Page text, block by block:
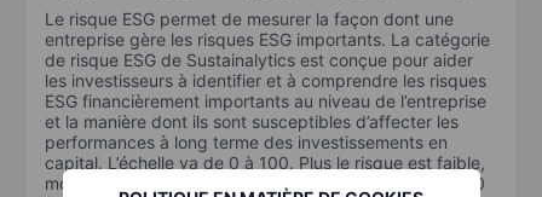
Le risque ESG permet de mesurer la façon dont une
entreprise gère les risques ESG importants. La catégorie
de risque ESG de Sustainalytics est conçue pour aider
les investisseurs à identifier et à comprendre les risques
ESG financièrement importants au niveau de l’entreprise
et la manière dont ils sont susceptibles d’affecter les
performances à long terme des investissements en
capital. L’échelle va de 0 à 100. Plus le risque est faible,
moins il est important (0 équivaut à aucun risque et 100